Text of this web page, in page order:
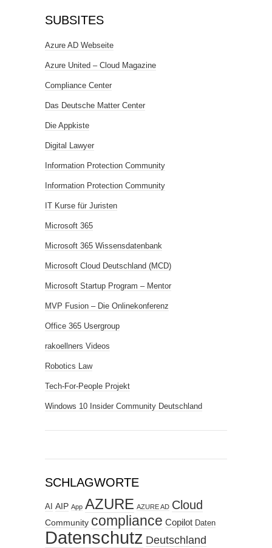
SUBSITES
Azure AD Webseite
Azure United – Cloud Magazine
Compliance Center
Das Deutsche Matter Center
Die Appkiste
Digital Lawyer
Information Protection Community
Information Protection Community
IT Kurse für Juristen
Microsoft 365
Microsoft 365 Wissensdatenbank
Microsoft Cloud Deutschland (MCD)
Microsoft Startup Program – Mentor
MVP Fusion – Die Onlinekonferenz
Office 365 Usergroup
rakoellners Videos
Robotics Law
Tech-For-People Projekt
Windows 10 Insider Community Deutschland
SCHLAGWORTE
AI AIP App AZURE AZURE AD Cloud
Community compliance Copilot Daten
Datenschutz Deutschland